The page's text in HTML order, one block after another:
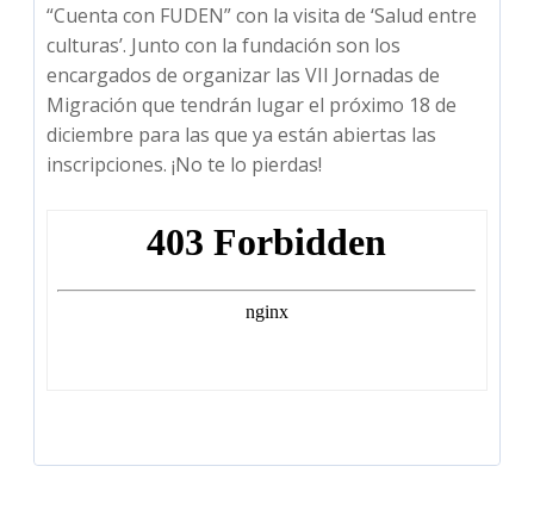
“Cuenta con FUDEN” con la visita de ‘Salud entre
culturas’. Junto con la fundación son los
encargados de organizar las VII Jornadas de
Migración que tendrán lugar el próximo 18 de
diciembre para las que ya están abiertas las
inscripciones. ¡No te lo pierdas!